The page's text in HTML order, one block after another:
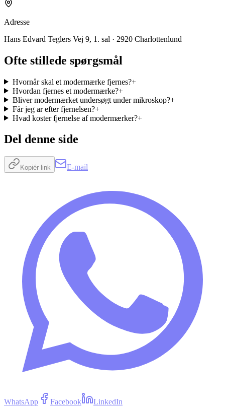
Adresse
Hans Edvard Teglers Vej 9, 1. sal · 2920 Charlottenlund
Ofte stillede spørgsmål
Hvornår skal et modermærke fjernes?+
Hvordan fjernes et modermærke?+
Bliver modermærket undersøgt under mikroskop?+
Får jeg ar efter fjernelsen?+
Hvad koster fjernelse af modermærker?+
Del denne side
Kopiér link E-mail
WhatsApp Facebook LinkedIn